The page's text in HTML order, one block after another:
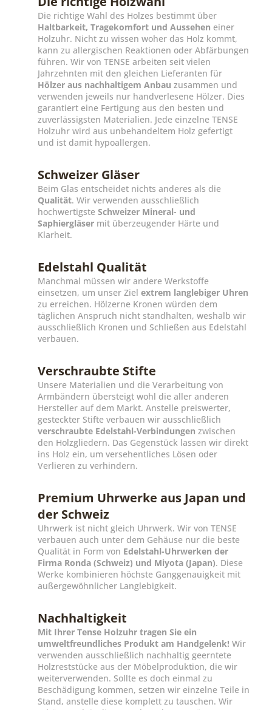
Die richtige Wahl des Holzes bestimmt über
Haltbarkeit, Tragekomfort und Aussehen einer
Holzuhr. Nicht zu wissen woher das Holz kommt,
kann zu allergischen Reaktionen oder Abfärbungen
führen. Wir von TENSE arbeiten seit vielen
Jahrzehnten mit den gleichen Lieferanten für
Hölzer aus nachhaltigem Anbau zusammen und
verwenden jeweils nur handverlesene Hölzer. Dies
garantiert eine Fertigung aus den besten und
zuverlässigsten Materialien. Jede einzelne TENSE
Holzuhr wird aus unbehandeltem Holz gefertigt
und ist damit hypoallergen.
Schweizer Gläser
Beim Glas entscheidet nichts anderes als die
Qualität. Wir verwenden ausschließlich
hochwertigste Schweizer Mineral- und
Saphiergläser mit überzeugender Härte und
Klarheit.
Edelstahl Qualität
Manchmal müssen wir andere Werkstoffe
einsetzen, um unser Ziel extrem langlebiger Uhren
zu erreichen. Hölzerne Kronen würden dem
täglichen Anspruch nicht standhalten, weshalb wir
ausschließlich Kronen und Schließen aus Edelstahl
verbauen.
Verschraubte Stifte
Unsere Materialien und die Verarbeitung von
Armbändern übersteigt wohl die aller anderen
Hersteller auf dem Markt. Anstelle preiswerter,
gesteckter Stifte verbauen wir ausschließlich
verschraubte Edelstahl-Verbindungen zwischen
den Holzgliedern. Das Gegenstück lassen wir direkt
ins Holz ein, um versehentliches Lösen oder
Verlieren zu verhindern.
Premium Uhrwerke aus Japan und
der Schweiz
Uhrwerk ist nicht gleich Uhrwerk. Wir von TENSE
verbauen auch unter dem Gehäuse nur die beste
Qualität in Form von Edelstahl-Uhrwerken der
Firma Ronda (Schweiz) und Miyota (Japan). Diese
Werke kombinieren höchste Ganggenauigkeit mit
außergewöhnlicher Langlebigkeit.
Nachhaltigkeit
Mit Ihrer Tense Holzuhr tragen Sie ein
umweltfreundliches Produkt am Handgelenk! Wir
verwenden ausschließlich nachhaltig geerntete
Holzreststücke aus der Möbelproduktion, die wir
weiterverwenden. Sollte es doch einmal zu
Beschädigung kommen, setzen wir einzelne Teile in
Stand, anstelle diese komplett zu tauschen. Wir